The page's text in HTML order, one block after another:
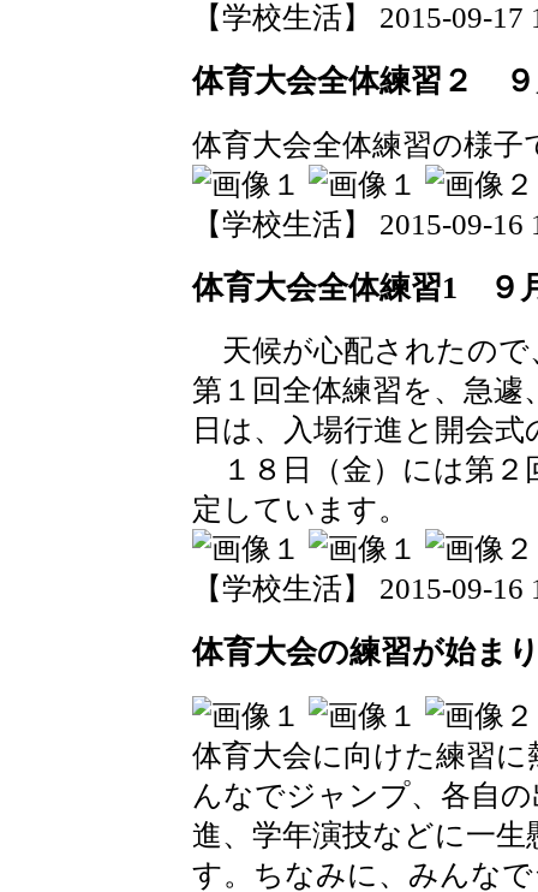
【学校生活】 2015-09-17
体育大会全体練習２ ９
体育大会全体練習の様子
【学校生活】 2015-09-16
体育大会全体練習1 ９
天候が心配されたので
第１回全体練習を、急
日は、入場行進と開会
１８日（金）には第２
定しています。
【学校生活】 2015-09-16
体育大会の練習が始ま
体育大会に向けた練習
んなでジャンプ、各自
進、学年演技などに一
す。ちなみに、みんな